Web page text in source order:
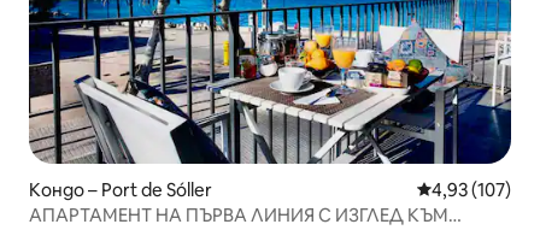
Кондо – Port de Sóller Средна
4,93 (107)
АПАРТАМЕНТ НА ПЪРВА ЛИНИЯ С ИЗГЛЕД КЪМ